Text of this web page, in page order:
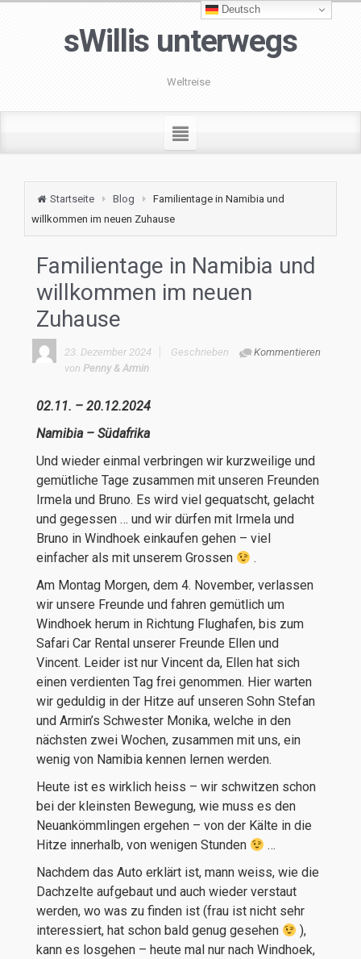
sWillis unterwegs
Weltreise
Startseite Blog
Familientage in Namibia und
willkommen im neuen Zuhause
Familientage in Namibia und
willkommen im neuen
Zuhause
23. Dezember 2024 Kommentieren
Geschrieben
von Penny & Armin
02.11. – 20.12.2024
Namibia – Südafrika
Und wieder einmal verbringen wir kurzweilige und
gemütliche Tage zusammen mit unseren Freunden
Irmela und Bruno. Es wird viel gequatscht, gelacht
und gegessen … und wir dürfen mit Irmela und
Bruno in Windhoek einkaufen gehen – viel
einfacher als mit unserem Grossen
.
Am Montag Morgen, dem 4. November, verlassen
wir unsere Freunde und fahren gemütlich um
Windhoek herum in Richtung Flughafen, bis zum
Safari Car Rental unserer Freunde Ellen und
Vincent. Leider ist nur Vincent da, Ellen hat sich
einen verdienten Tag frei genommen. Hier warten
wir geduldig in der Hitze auf unseren Sohn Stefan
und Armin’s Schwester Monika, welche in den
nächsten zwei Wochen, zusammen mit uns, ein
wenig von Namibia kennen lernen werden.
Heute ist es wirklich heiss – wir schwitzen schon
bei der kleinsten Bewegung, wie muss es den
Neuankömmlingen ergehen – von der Kälte in die
Hitze innerhalb, von wenigen Stunden
…
Nachdem das Auto erklärt ist, mann weiss, wie die
Dachzelte aufgebaut und auch wieder verstaut
werden, wo was zu finden ist (frau ist nicht sehr
interessiert, hat schon bald genug gesehen
),
kann es losgehen – heute mal nur nach Windhoek,
Deutsch